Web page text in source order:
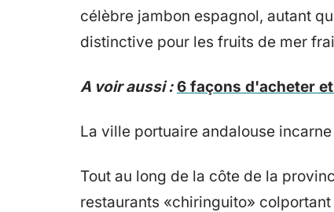
célèbre jambon espagnol, autant
distinctive pour les fruits de mer
A voir aussi : 6 façons d'acheter
La ville portuaire andalouse
Tout au long de la côte de la
restaurants «chiringuito»